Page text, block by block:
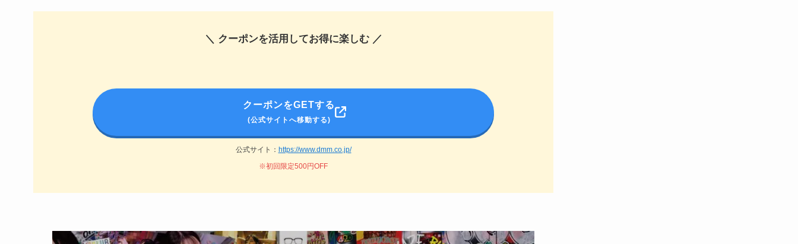
＼ クーポンを活用してお得に楽しむ ／
クーポンをGETする
(公式サイトへ移動する)
公式サイト： https://www.dmm.co.jp/
※初回限定500円OFF